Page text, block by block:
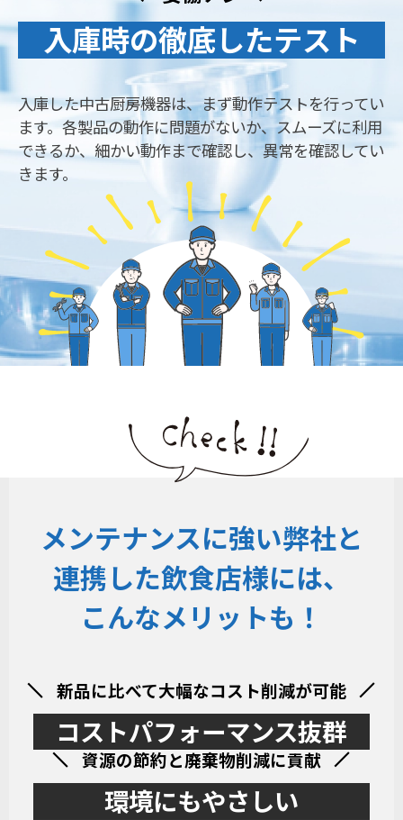
入庫時の徹底したテスト
入庫した中古厨房機器は、まず動作テストを行ってい
ます。各製品の動作に問題がないか、スムーズに利用
できるか、細かい動作まで確認し、異常を確認してい
きます。
メンテナンスに強い弊社と
連携した飲食店様には、
こんなメリットも！
新品に比べて大幅なコスト削減が可能
コストパフォーマンス抜群
資源の節約と廃棄物削減に貢献
環境にもやさしい